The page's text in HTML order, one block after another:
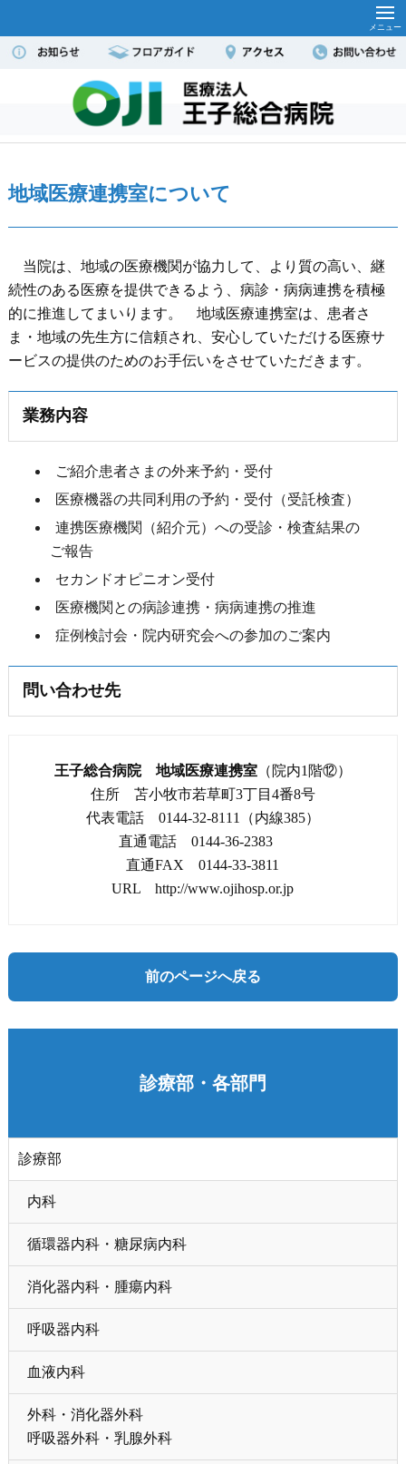
地域医療連携室について
当院は、地域の医療機関が協力して、より質の高い、継
続性のある医療を提供できるよう、病診・病病連携を積極
的に推進してまいります。 地域医療連携室は、患者さ
ま・地域の先生方に信頼され、安心していただける医療サ
ービスの提供のためのお手伝いをさせていただきます。
業務内容
ご紹介患者さまの外来予約・受付
医療機器の共同利用の予約・受付（受託検査）
連携医療機関（紹介元）への受診・検査結果の
ご報告
セカンドオピニオン受付
医療機関との病診連携・病病連携の推進
症例検討会・院内研究会への参加のご案内
問い合わせ先
王子総合病院 地域医療連携室（院内1階⑫）
住所 苫小牧市若草町3丁目4番8号
代表電話 0144-32-8111（内線385）
直通電話 0144-36-2383
直通FAX 0144-33-3811
URL http://www.ojihosp.or.jp
前のページへ戻る
診療部・各部門
診療部
内科
循環器内科・糖尿病内科
消化器内科・腫瘍内科
呼吸器内科
血液内科
外科・消化器外科
呼吸器外科・乳腺外科